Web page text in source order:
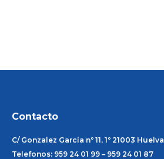
Contacto
C/ Gonzalez García nº 11, 1º 21003 Huelva
Telefonos: 959 24 01 99 – 959 24 01 87